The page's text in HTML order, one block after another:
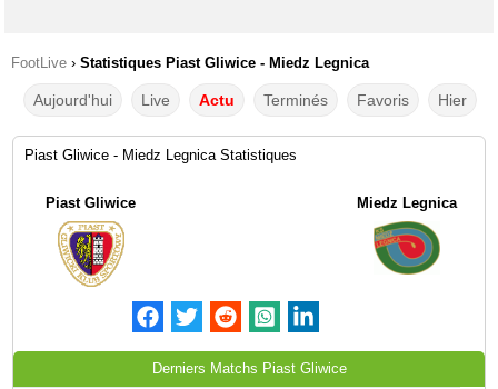
FootLive › Statistiques Piast Gliwice - Miedz Legnica
Aujourd'hui Live Actu Terminés Favoris Hier
Piast Gliwice - Miedz Legnica Statistiques
Piast Gliwice Miedz Legnica
Derniers Matchs Piast Gliwice